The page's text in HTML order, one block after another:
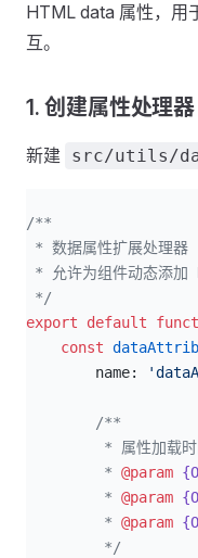
HTML data 属性，用
互。
1. 创建属性处理器
新建 src/utils/
/**
* 数据属性扩展处理器
* 允许为组件动态添
*/
export default
    const
        name:
/**
* 属性加载时
         *
@param
         *
@param
         *
@param
         */